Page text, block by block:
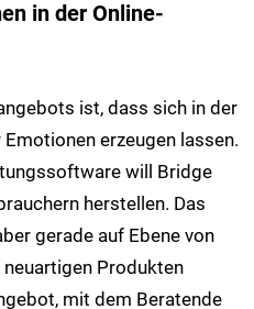
in der Online-
ist, dass sich in der
erzeugen lassen.
will Bridge
herstellen. Das
gerade auf Ebene von
Produkten
mit dem Beratende